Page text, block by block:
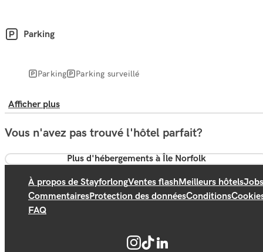
Parking
Parking Parking surveillé
Afficher plus
Vous n'avez pas trouvé l'hôtel parfait?
Plus d'hébergements à Île Norfolk
À propos de StayforlongVentes flashMeilleurs hôtelsJobs
CommentairesProtection des donnéesConditions
FAQ